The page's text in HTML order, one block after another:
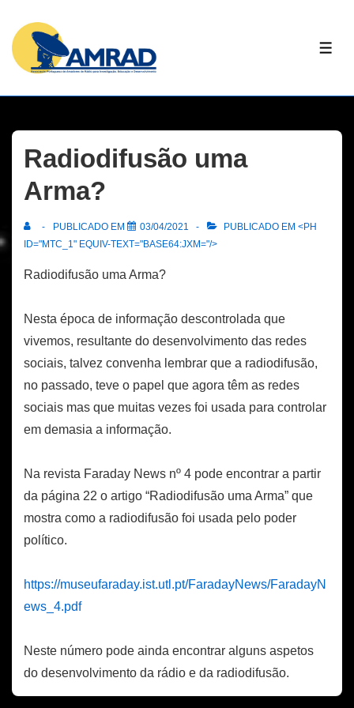
Skip
Content
Radiodifusão uma
Arma?
PUBLICADO EM 03/04/2021
PUBLICADO EM <PH
ID="MTC_1" EQUIV-TEXT="BASE64:JXM="/>
Radiodifusão uma Arma?
Nesta época de informação descontrolada que
vivemos, resultante do desenvolvimento das redes
sociais, talvez convenha lembrar que a radiodifusão,
no passado, teve o papel que agora têm as redes
sociais mas que muitas vezes foi usada para controlar
em demasia a informação.
Na revista Faraday News nº 4 pode encontrar a partir
da página 22 o artigo “Radiodifusão uma Arma” que
mostra como a radiodifusão foi usada pelo poder
político.
https://museufaraday.ist.utl.pt/FaradayNews/FaradayN
ews_4.pdf
Neste número pode ainda encontrar alguns aspetos
do desenvolvimento da rádio e da radiodifusão.